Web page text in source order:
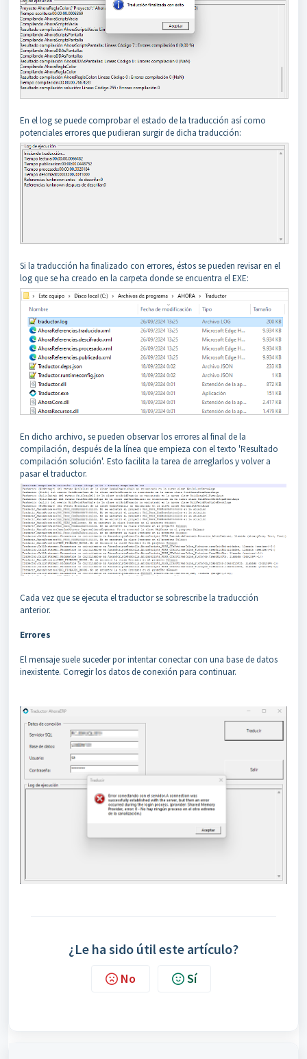
En el log se puede comprobar el estado de la traducción así como
potenciales errores que pudieran surgir de dicha traducción:
Si la traducción ha finalizado con errores, éstos se pueden revisar en el
log que se ha creado en la carpeta donde se encuentra el EXE:
En dicho archivo, se pueden observar los errores al final de la
compilación, después de la línea que empieza con el texto 'Resultado
compilación solución'. Esto facilita la tarea de arreglarlos y volver a
pasar el traductor.
Cada vez que se ejecuta el traductor se sobrescribe la traducción
anterior.
Errores
El mensaje suele suceder por intentar conectar con una base de datos
inexistente. Corregir los datos de conexión para continuar.
¿Le ha sido útil este artículo?
No Sí